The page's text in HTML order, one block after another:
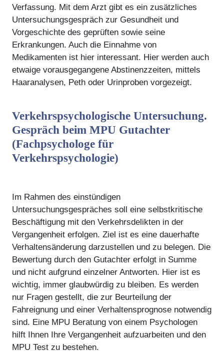
Verfassung. Mit dem Arzt gibt es ein zusätzliches
Untersuchungsgespräch zur Gesundheit und
Vorgeschichte des geprüften sowie seine
Erkrankungen. Auch die Einnahme von
Medikamenten ist hier interessant. Hier werden auch
etwaige vorausgegangene Abstinenzzeiten, mittels
Haaranalysen, Peth oder Urinproben vorgezeigt.
Verkehrspsychologische Untersuchung.
Gespräch beim MPU Gutachter
(Fachpsychologe für
Verkehrspsychologie)
Im Rahmen des einstündigen
Untersuchungsgespräches soll eine selbstkritische
Beschäftigung mit den Verkehrsdelikten in der
Vergangenheit erfolgen. Ziel ist es eine dauerhafte
Verhaltensänderung darzustellen und zu belegen. Die
Bewertung durch den Gutachter erfolgt in Summe
und nicht aufgrund einzelner Antworten. Hier ist es
wichtig, immer glaubwürdig zu bleiben. Es werden
nur Fragen gestellt, die zur Beurteilung der
Fahreignung und einer Verhaltensprognose notwendig
sind. Eine MPU Beratung von einem Psychologen
hilft Ihnen Ihre Vergangenheit aufzuarbeiten und den
MPU Test zu bestehen.